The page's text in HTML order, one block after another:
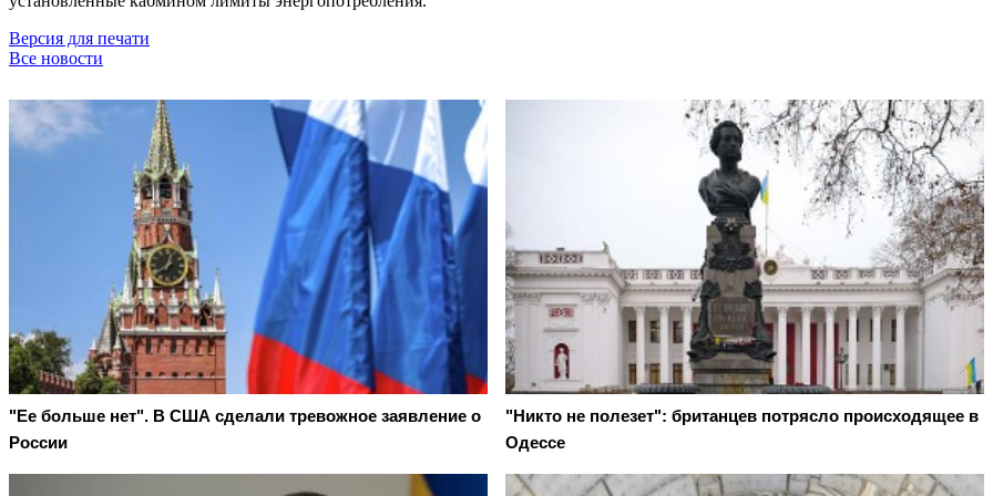
Версия для печати
Все новости
"Ее больше нет". В США сделали тревожное заявление о
России
"Никто не полезет": британцев потрясло происходящее в
Одессе